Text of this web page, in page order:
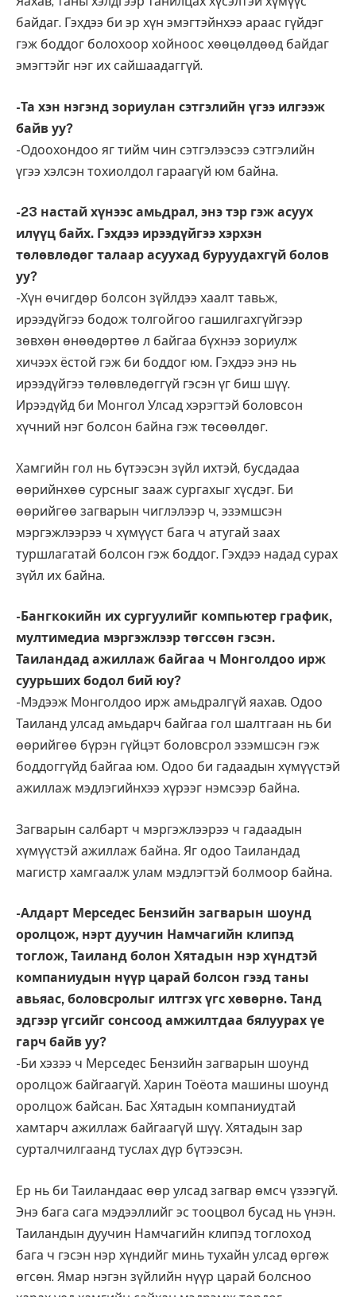
байдаг. Гэхдээ би эр хүн эмэгтэйнхээ араас гүйдэг
гэж боддог болохоор хойноос хөөцөлдөөд байдаг
эмэгтэйг нэг их сайшаадаггүй.
-Та хэн нэгэнд зориулан сэтгэлийн үгээ илгээж
байв уу?
-Одоохондоо яг тийм чин сэтгэлээсээ сэтгэлийн
үгээ хэлсэн тохиолдол гараагүй юм байна.
-23 настай хүнээс амьдрал, энэ тэр гэж асуух
илүүц байх. Гэхдээ ирээдүйгээ хэрхэн
төлөвлөдөг талаар асуухад буруудахгүй болов
уу?
-Хүн өчигдөр болсон зүйлдээ хаалт тавьж,
ирээдүйгээ бодож толгойгоо гашилгахгүйгээр
зөвхөн өнөөдөртөө л байгаа бүхнээ зориулж
хичээх ёстой гэж би боддог юм. Гэхдээ энэ нь
ирээдүйгээ төлөвлөдөггүй гэсэн үг биш шүү.
Ирээдүйд би Монгол Улсад хэрэгтэй боловсон
хүчний нэг болсон байна гэж төсөөлдөг.
Хамгийн гол нь бүтээсэн зүйл ихтэй, бусдадаа
өөрийнхөө сурсныг зааж сургахыг хүсдэг. Би
өөрийгөө загварын чиглэлээр ч, эзэмшсэн
мэргэжлээрээ ч хүмүүст бага ч атугай заах
туршлагатай болсон гэж боддог. Гэхдээ надад сурах
зүйл их байна.
-Бангкокийн их сургуулийг компьютер график,
мултимедиа мэргэжлээр төгссөн гэсэн.
Таиландад ажиллаж байгаа ч Монголдоо ирж
суурьших бодол бий юу?
-Мэдээж Монголдоо ирж амьдралгүй яахав. Одоо
Таиланд улсад амьдарч байгаа гол шалтгаан нь би
өөрийгөө бүрэн гүйцэт боловсрол эзэмшсэн гэж
боддоггүйд байгаа юм. Одоо би гадаадын хүмүүстэй
ажиллаж мэдлэгийнхээ хүрээг нэмсээр байна.
Загварын салбарт ч мэргэжлээрээ ч гадаадын
хүмүүстэй ажиллаж байна. Яг одоо Таиландад
магистр хамгаалж улам мэдлэгтэй болмоор байна.
-Алдарт Мерседес Бензийн загварын шоунд
оролцож, нэрт дуучин Намчагийн клипэд
тоглож, Таиланд болон Хятадын нэр хүндтэй
компаниудын нүүр царай болсон гээд таны
авьяас, боловсролыг илтгэх үгс хөвөрнө. Танд
эдгээр үгсийг сонсоод амжилтдаа бялуурах үе
гарч байв уу?
-Би хэзээ ч Мерседес Бензийн загварын шоунд
оролцож байгаагүй. Харин Тоёота машины шоунд
оролцож байсан. Бас Хятадын компаниудтай
хамтарч ажиллаж байгаагүй шүү. Хятадын зар
сурталчилгаанд туслах дүр бүтээсэн.
Ер нь би Таиландаас өөр улсад загвар өмсч үзээгүй.
Энэ бага сага мэдээллийг эс тооцвол бусад нь үнэн.
Таиландын дуучин Намчагийн клипэд тоглоход
бага ч гэсэн нэр хүндийг минь тухайн улсад өргөж
өгсөн. Ямар нэгэн зүйлийн нүүр царай болсноо